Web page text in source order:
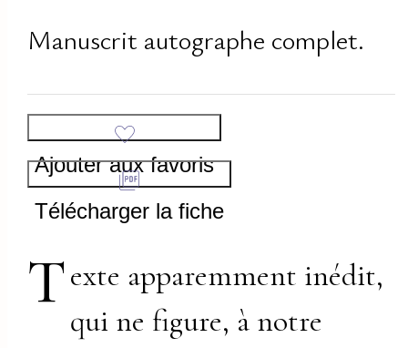
Manuscrit autographe complet.
Ajouter aux favoris
Télécharger la fiche
Texte apparemment inédit,
qui ne figure, à notre